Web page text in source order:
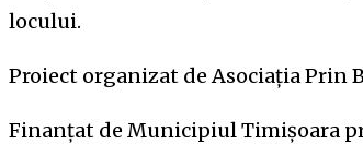
locului.
Proiect organizat de Asociația Prin
Finanțat de Municipiul Timișoara